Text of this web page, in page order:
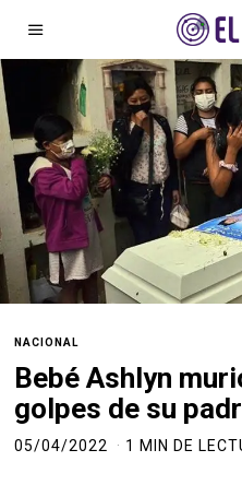
NACIONAL
Bebé Ashlyn
golpes de su
05/04/2022 1 MIN DE